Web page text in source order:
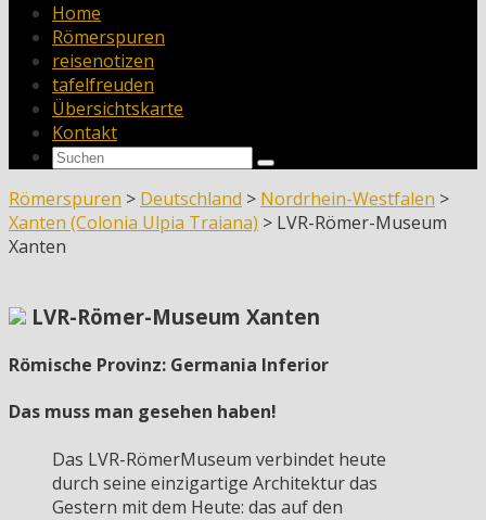
Home
Römerspuren
reisenotizen
tafelfreuden
Übersichtskarte
Kontakt
Römerspuren > Deutschland > Nordrhein-Westfalen >
Xanten (Colonia Ulpia Traiana) > LVR-Römer-Museum
Xanten
LVR-Römer-Museum Xanten
Römische Provinz: Germania Inferior
Das muss man gesehen haben!
Das LVR-RömerMuseum verbindet heute
durch seine einzigartige Architektur das
Gestern mit dem Heute: das auf den